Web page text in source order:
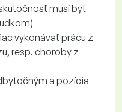
musí byť
vykonávať prácu z
resp. choroby z
a pozícia